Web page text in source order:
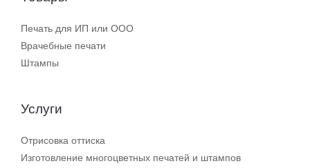
Печать для ИП или ООО
Врачебные печати
Штампы
Услуги
Отрисовка оттиска
Изготовление многоцветных печатей и штампов